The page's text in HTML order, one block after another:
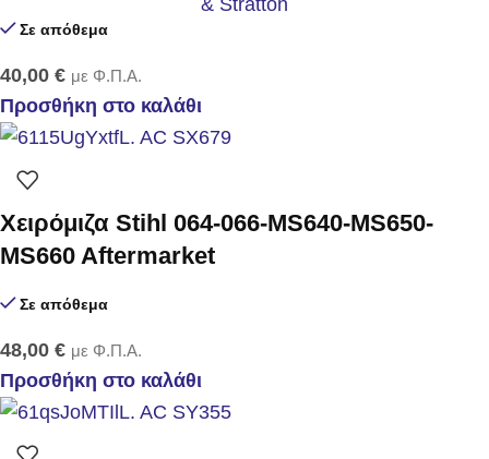
Σε απόθεμα
40,00 € με Φ.Π.Α.
Προσθήκη στο καλάθι
Χειρόμιζα Stihl 064-066-MS640-MS650-
MS660 Aftermarket
Σε απόθεμα
48,00 € με Φ.Π.Α.
Προσθήκη στο καλάθι